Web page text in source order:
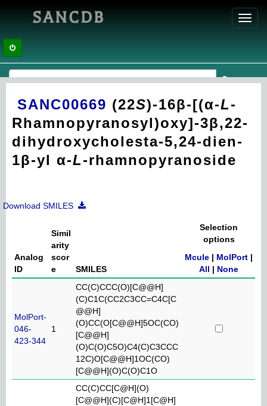
SANCDB
SANC00669 (22S)-16β-[(α-L-
Rhamnopyranosyl)oxy]-3β,22-
dihydroxycholesta-5,24-dien-
1β-yl α-L-rhamnopyranoside
Download SMILES
Analog
ID
Simil
arity
scor
e
SMILES
Selection
options
Mcule | MolPort |
All | None
MolPort-
046-
423-344
1
CC(C)CCC(O)[C@@H]
(C)C1C(CC2C3CC=C4C[C
@@H]
(O)CC(O[C@@H]5OC(CO)
[C@@H]
(O)C(O)C5O)C4(C)C3CCC
12C)O[C@@H]1OC(CO)
[C@@H](O)C(O)C1O
CC(C)CC[C@H](O)
[C@@H](C)[C@H]1[C@H]